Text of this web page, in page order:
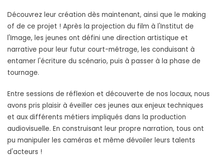
Découvrez leur création dès maintenant, ainsi que le making
of de ce projet ! Après la projection du film à l'Institut de
l'Image, les jeunes ont défini une direction artistique et
narrative pour leur futur court-métrage, les conduisant à
entamer l'écriture du scénario, puis à passer à la phase de
tournage.
Entre sessions de réflexion et découverte de nos locaux, nous
avons pris plaisir à éveiller ces jeunes aux enjeux techniques
et aux différents métiers impliqués dans la production
audiovisuelle. En construisant leur propre narration, tous ont
pu manipuler les caméras et même dévoiler leurs talents
d'acteurs !